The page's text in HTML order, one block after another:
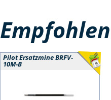
Pilot Ersatzmine BRFV-
10M-B